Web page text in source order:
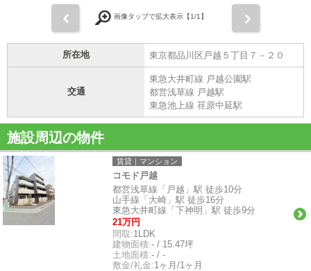
画像タップで拡大表示【1/1】
所在地 東京都品川区戸越５丁目７－２０
交通
東急大井町線 戸越公園駅
都営浅草線 戸越駅
東急池上線 荏原中延駅
施設周辺の物件
賃貸｜マンション
コモド戸越
都営浅草線「戸越」駅 徒歩10分
山手線「大崎」駅 徒歩16分
東急大井町線「下神明」駅 徒歩9分
21万円
間取:1LDK
建物面積:- / 15.47坪
土地面積:- / -
敷金/礼金:1ヶ月/1ヶ月